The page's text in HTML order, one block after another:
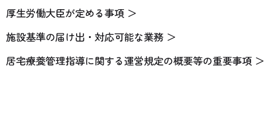
厚生労働大臣が定める事項 ＞
施設基準の届け出・対応可能な業務 ＞
居宅療養管理指導に関する運営規定の概要等の重要事項 ＞